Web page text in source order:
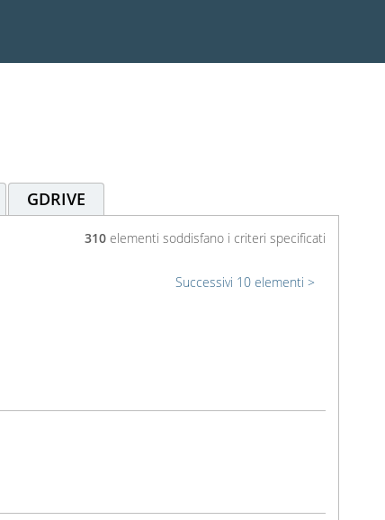
GDRIVE
310elementi soddisfano i criteri specificati
Successivi 10 elementi